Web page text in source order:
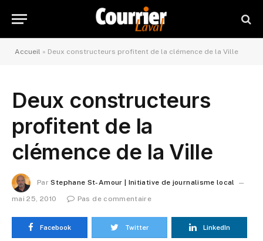
Accueil » Deux constructeurs profitent de la clémence de la Ville
Deux constructeurs
profitent de la
clémence de la Ville
Par Stephane St-Amour | Initiative de journalisme local
mai 25, 2010
Pas de commentaire
Facebook Twitter LinkedIn